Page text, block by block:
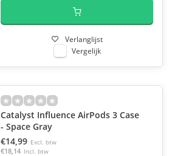
Verlanglijst
Vergelijk
Catalyst Influence AirPods 3 Case
- Space Gray
€14,99 Excl. btw
€18,14 Incl. btw